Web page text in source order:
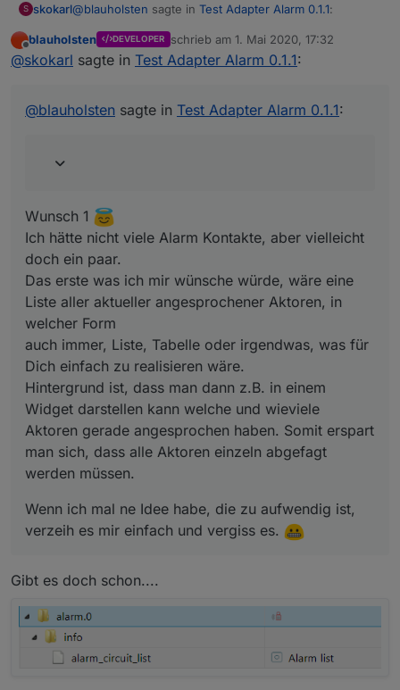
S skokarl@blauholsten sagte in Test Adapter Alarm 0.1.1:
Natürlich darf man das, eher im Gegenteil, ist
jedoch mein bestes.
Ich hätte nicht viele Alarm Kontakte, aber vielleicht doch
Dich einfach zu realisieren wäre.
Hintergrund ist, dass man dann z.B. in einem Widget
darstellen kann welche und wieviele Aktoren gerade
angesprochen haben. Somit erspart man sich, dass alle
Aktoren einzeln abgefagt werden müssen.
Offline
blauholsten DEVELOPER schrieb am 1. Mai 2020, 17:32
zuletzt editiert von
@skokarl sagte in Test Adapter Alarm 0.1.1:
@blauholsten sagte in Test Adapter Alarm 0.1.1:
Wunsch 1
Ich hätte nicht viele Alarm Kontakte, aber vielleicht
doch ein paar.
Das erste was ich mir wünsche würde, wäre eine
Liste aller aktueller angesprochener Aktoren, in
welcher Form
auch immer, Liste, Tabelle oder irgendwas, was für
Dich einfach zu realisieren wäre.
Hintergrund ist, dass man dann z.B. in einem
Widget darstellen kann welche und wieviele
Aktoren gerade angesprochen haben. Somit erspart
man sich, dass alle Aktoren einzeln abgefagt
werden müssen.
Wenn ich mal ne Idee habe, die zu aufwendig ist,
verzeih es mir einfach und vergiss es.
Gibt es doch schon....